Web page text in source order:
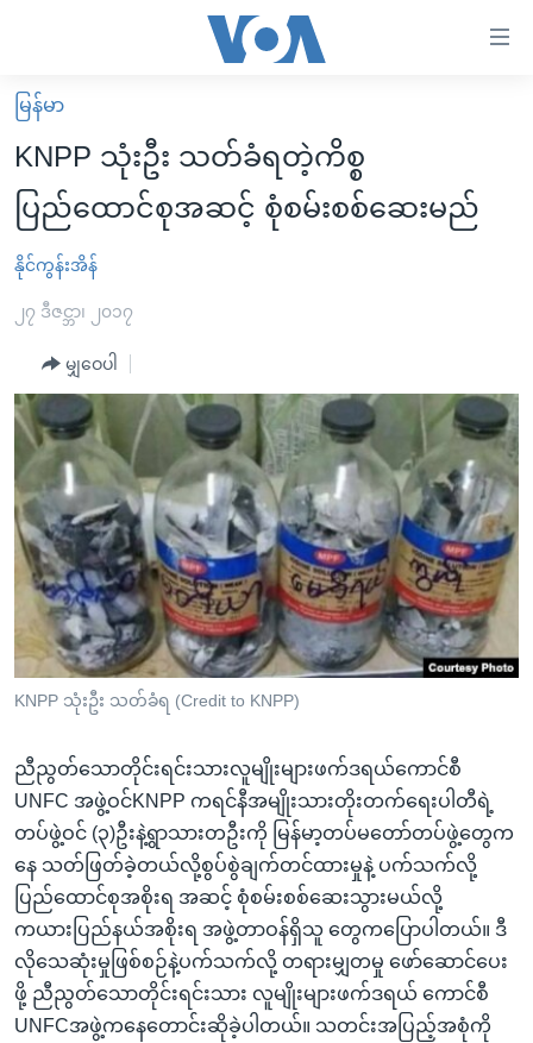
လွယ်ကူ
စေ
သည့်
Link
များ
ပင်မ
ကျော်
ကြည့်
ရန်
ပင်မ
အ
ညွန်း
စာမျက်နှာ
ကြည့်
ရှာဖွေ
ရန်
နေရာ
သို့
ကျော်
ရန်
မူလစာမျက်နှာ
မြန်မာ
ကမ္ဘာ့သတင်းများ
နိုင်ငံတကာ
အစ္စရေး-ပါလက်စတိုင်း
ဗွီဒီယို
အင်္ဂလိပ်စာလေ့လာမယ်
အမေရိကန်သုံးအီဒီယံ
မကြေးမုံရဲ့ အင်္ဂလိပ်စာ
ရုပ်ရှင်ထဲက အင်္ဂလိပ်စာ
သုတပဒေသာ အင်္ဂလိပ်စာ
အပတ်စဉ်ကဏ္ဍများ
ရေဒီယို
တီဗွီ
ရေဒီယိုနှင့်ရုပ်သံ အချက်အလက်များ
ရေဒီယို/တီဗွီအစီအစဉ်
Learning English
ဗွီအိုအေ လူမှုကွန်ယက်များ
ဘာသာစကားများ
မြန်မာ
KNPP သုံးဦး သတ်ခံရတဲ့ကိစ္စ
ပြည်ထောင်စုအဆင့် စုံစမ်းစစ်ဆေးမည်
နိုင်ကွန်းအိန်
၂၇ ဒီဇင္ဘာ၊ ၂၀၁၇
မျှဝေပါ
KNPP သုံးဦး သတ်ခံရ (Credit to KNPP)
ညီညွတ်သောတိုင်းရင်းသားလူမျိုးများဖက်ဒရယ်ကောင်စီ
UNFC အဖွဲ့ဝင်KNPP ကရင်နီအမျိုးသားတိုးတက်ရေးပါတီရဲ့
တပ်ဖွဲ့ဝင် (၃)ဦးနဲ့ရွာသားတဦးကို မြန်မာ့တပ်မတော်တပ်ဖွဲ့တွေက
နေ သတ်ဖြတ်ခဲ့တယ်လို့စွပ်စွဲချက်တင်ထားမှုနဲ့ ပက်သက်လို့
ပြည်ထောင်စုအစိုးရ အဆင့် စုံစမ်းစစ်ဆေးသွားမယ်လို့
ကယားပြည်နယ်အစိုးရ အဖွဲ့တာဝန်ရှိသူ တွေကပြောပါတယ်။ ဒီ
လိုသေဆုံးမှုဖြစ်စဉ်နဲ့ပက်သက်လို့ တရားမျှတမှု ဖော်ဆောင်ပေး
ဖို့ ညီညွတ်သောတိုင်းရင်းသား လူမျိုးများဖက်ဒရယ် ကောင်စီ
UNFCအဖွဲ့ကနေတောင်းဆိုခဲ့ပါတယ်။ သတင်းအပြည့်အစုံကို